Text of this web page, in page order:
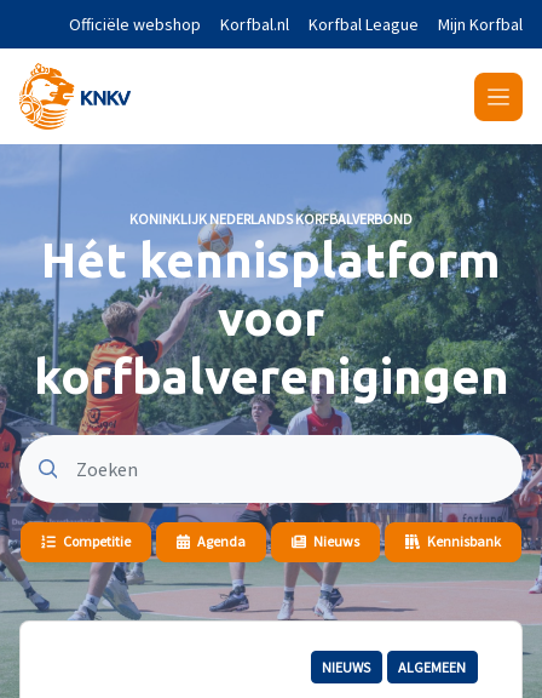
Naar de hoofdinhoud gaan
Officiële webshop Korfbal.nl Korfbal League Mijn Korfbal
KONINKLIJK NEDERLANDS KORFBALVERBOND
Hét kennisplatform
voor
korfbalverenigingen
Competitie Agenda Nieuws Kennisbank
NIEUWS ALGEMEEN